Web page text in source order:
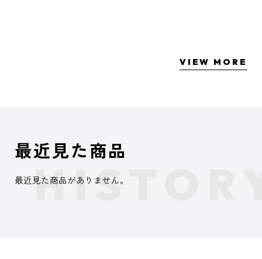
VIEW MORE
最近見た商品
最近見た商品がありません。